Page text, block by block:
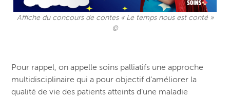
Affiche du concours de contes « Le temps nous est conté »
©
Pour rappel, on appelle soins palliatifs une approche
multidisciplinaire qui a pour objectif d’améliorer la
qualité de vie des patients atteints d’une maladie